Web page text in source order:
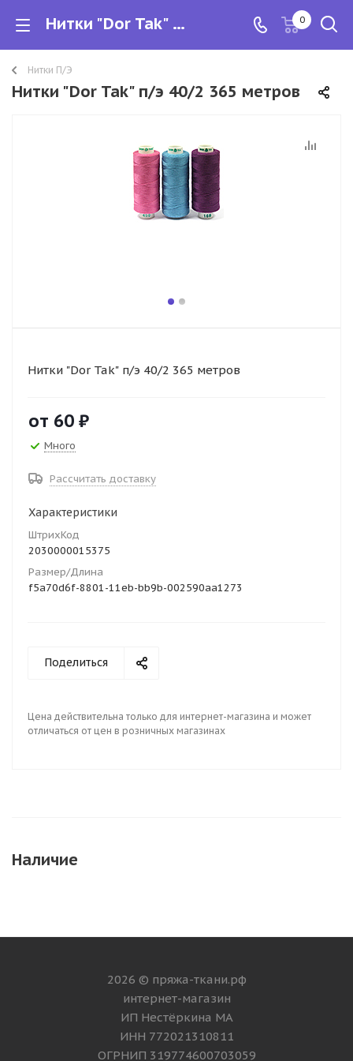
Нитки "Dor Tak" п/э 40/2 365 метров 0
Нитки П/Э
Нитки "Dor Tak" п/э 40/2 365 метров
Нитки "Dor Tak" п/э 40/2 365 метров
от 60 ₽
Много
Рассчитать доставку
Характеристики
ШтрихКод
2030000015375
Размер/Длина
f5a70d6f-8801-11eb-bb9b-002590aa1273
Поделиться
Цена действительна только для интернет-магазина и может
отличаться от цен в розничных магазинах
Наличие
2026 © пряжа-ткани.рф
интернет-магазин
ИП Нестёркина МА
ИНН 772021310811
ОГРНИП 319774600703059